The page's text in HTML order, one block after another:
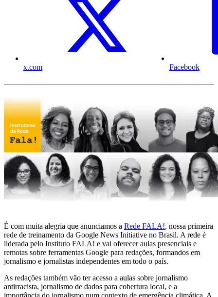
x.com Facebook
É com muita alegria que anunciamos a Rede FALA!, nossa primeira
rede de treinamento da Google News Initiative no Brasil. A rede é
liderada pelo Instituto FALA! e vai oferecer aulas presenciais e
remotas sobre ferramentas Google para redações, formandos em
jornalismo e jornalistas independentes em todo o país.
As redações também vão ter acesso a aulas sobre jornalismo
antirracista, jornalismo de dados para cobertura local, e a